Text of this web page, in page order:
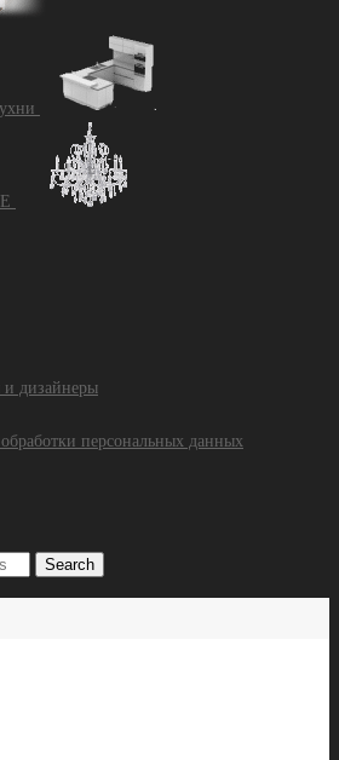
и дизайнеры
персональных данных
Search